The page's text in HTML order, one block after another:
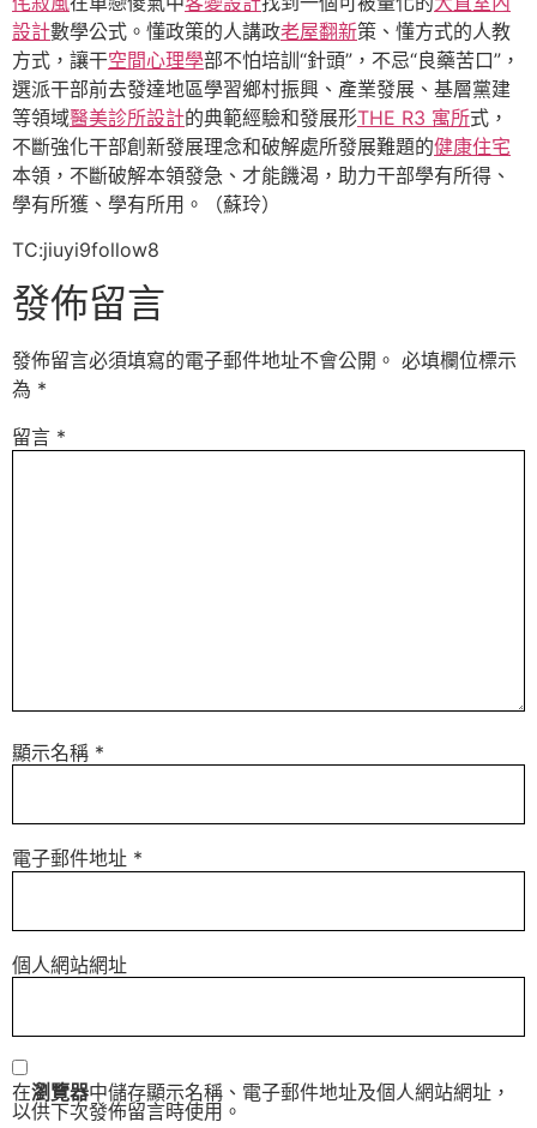
設計數學公式。懂政策的人講政老屋翻新策、懂方式的人教
方式，讓干空間心理學部不怕培訓“針頭”，不忌“良藥苦口”，
選派干部前去發達地區學習鄉村振興、產業發展、基層黨建
等領域醫美診所設計的典範經驗和發展形THE R3 寓所式，
不斷強化干部創新發展理念和破解處所發展難題的健康住宅
本領，不斷破解本領發急、才能饑渴，助力干部學有所得、
學有所獲、學有所用。（蘇玲）
TC:jiuyi9follow8
發佈留言
發佈留言必須填寫的電子郵件地址不會公開。 必填欄位標示
為 *
留言 *
顯示名稱 *
電子郵件地址 *
個人網站網址
在瀏覽器中儲存顯示名稱、電子郵件地址及個人網站網址，
以供下次發佈留言時使用。